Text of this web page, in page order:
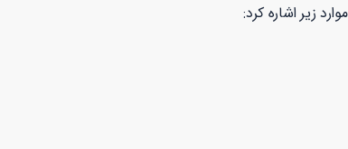
زیر اشاره کرد: